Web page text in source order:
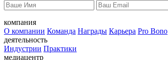
компания
О компании Команда Награды Карьера Pro Bono
деятельность
Индустрии Практики
медиацентр